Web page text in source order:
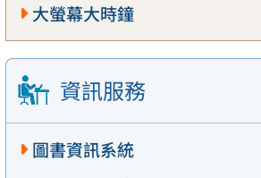
大螢幕大時鐘
資訊服務
圖書資訊系統